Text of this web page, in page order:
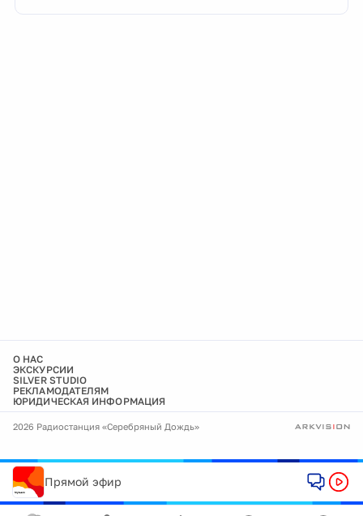
О НАС
ЭКСКУРСИИ
SILVER STUDIO
РЕКЛАМОДАТЕЛЯМ
ЮРИДИЧЕСКАЯ ИНФОРМАЦИЯ
2026 Радиостанция «Серебряный Дождь»
Прямой эфир